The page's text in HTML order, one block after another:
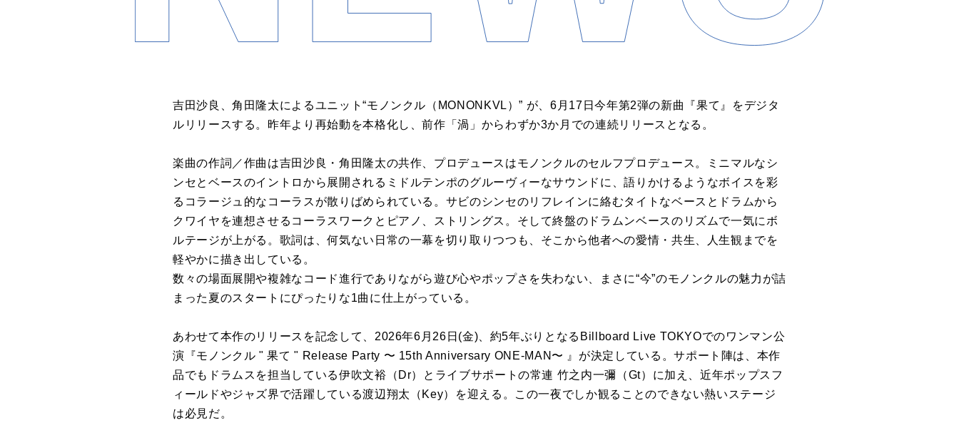
吉田沙良、角田隆太によるユニット“モノンクル（MONONKVL）” が、6月17日今年第2弾の新曲『果て』をデジタ
ルリリースする。昨年より再始動を本格化し、前作「渦」からわずか3か月での連続リリースとなる。
楽曲の作詞／作曲は吉田沙良・角田隆太の共作、プロデュースはモノンクルのセルフプロデュース。ミニマルなシ
ンセとベースのイントロから展開されるミドルテンポのグルーヴィーなサウンドに、語りかけるようなボイスを彩
るコラージュ的なコーラスが散りばめられている。サビのシンセのリフレインに絡むタイトなベースとドラムから
クワイヤを連想させるコーラスワークとピアノ、ストリングス。そして終盤のドラムンベースのリズムで一気にボ
ルテージが上がる。歌詞は、何気ない日常の一幕を切り取りつつも、そこから他者への愛情・共生、人生観までを
軽やかに描き出している。
数々の場面展開や複雑なコード進行でありながら遊び心やポップさを失わない、まさに“今”のモノンクルの魅力が詰
まった夏のスタートにぴったりな1曲に仕上がっている。
あわせて本作のリリースを記念して、2026年6月26日(金)、約5年ぶりとなるBillboard Live TOKYOでのワンマン公
演『モノンクル " 果て " Release Party 〜 15th Anniversary ONE-MAN〜 』が決定している。サポート陣は、本作
品でもドラムスを担当している伊吹文裕（Dr）とライブサポートの常連 竹之内一彌（Gt）に加え、近年ポップスフ
ィールドやジャズ界で活躍している渡辺翔太（Key）を迎える。この一夜でしか観ることのできない熱いステージ
は必見だ。